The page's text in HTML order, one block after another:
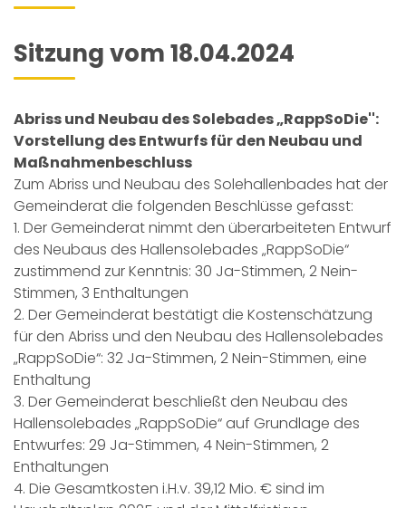
Sitzung vom 18.04.2024
Abriss und Neubau des Solebades „RappSoDie'':
Vorstellung des Entwurfs für den Neubau und
Maßnahmenbeschluss
Zum Abriss und Neubau des Solehallenbades hat der
Gemeinderat die folgenden Beschlüsse gefasst:
1. Der Gemeinderat nimmt den überarbeiteten Entwurf
des Neubaus des Hallensolebades „RappSoDie“
zustimmend zur Kenntnis: 30 Ja-Stimmen, 2 Nein-
Stimmen, 3 Enthaltungen
2. Der Gemeinderat bestätigt die Kostenschätzung
für den Abriss und den Neubau des Hallensolebades
„RappSoDie“: 32 Ja-Stimmen, 2 Nein-Stimmen, eine
Enthaltung
3. Der Gemeinderat beschließt den Neubau des
Hallensolebades „RappSoDie“ auf Grundlage des
Entwurfes: 29 Ja-Stimmen, 4 Nein-Stimmen, 2
Enthaltungen
4. Die Gesamtkosten i.H.v. 39,12 Mio. € sind im